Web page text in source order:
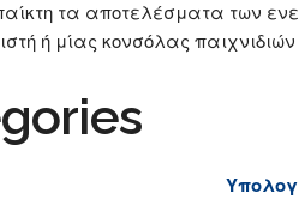
τα αποτελέσματα των
ή μίας κονσόλας